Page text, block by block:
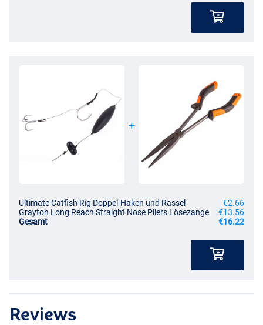
Ultimate Catfish Rig Doppel-Haken und Rassel
€2.66
Grayton Long Reach Straight Nose Pliers Lösezange
€13.56
Gesamt
€16.22
Reviews